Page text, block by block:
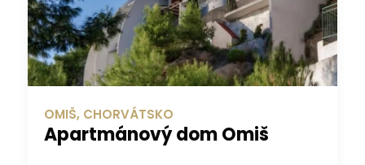
OMIŠ, CHORVÁTSKO
Apartmánový dom Omiš